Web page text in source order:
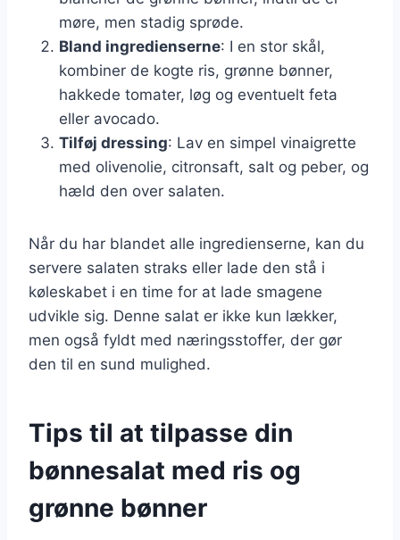
møre, men stadig sprøde.
Bland ingredienserne: I en stor skål,
kombiner de kogte ris, grønne bønner,
hakkede tomater, løg og eventuelt feta
eller avocado.
Tilføj dressing: Lav en simpel vinaigrette
med olivenolie, citronsaft, salt og peber, og
hæld den over salaten.
Når du har blandet alle ingredienserne, kan du
servere salaten straks eller lade den stå i
køleskabet i en time for at lade smagene
udvikle sig. Denne salat er ikke kun lækker,
men også fyldt med næringsstoffer, der gør
den til en sund mulighed.
Tips til at tilpasse din
bønnesalat med ris og
grønne bønner